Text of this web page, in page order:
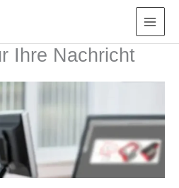
Ihre Nachricht